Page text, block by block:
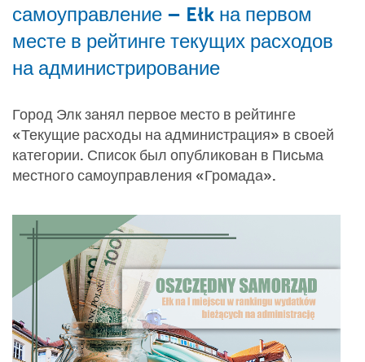
самоуправление – Ełk на первом
месте в рейтинге текущих расходов
на администрирование
Город Элк занял первое место в рейтинге
«Текущие расходы на администрация» в своей
категории. Список был опубликован в Письма
местного самоуправления «Громада».